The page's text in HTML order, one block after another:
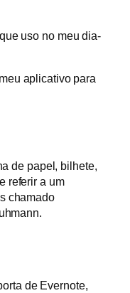
uso no meu dia-
aplicativo para
de papel, bilhete,
referir a um
chamado
de Evernote,